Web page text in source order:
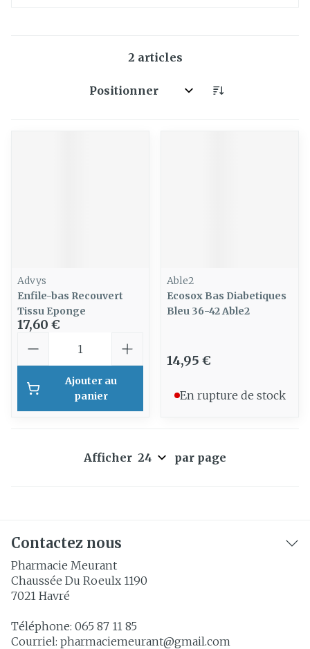
2 articles
Trier par:
Advys
Enfile-bas Recouvert
Tissu Eponge
17,60 €
Ajouter au
panier
Able2
Ecosox Bas Diabetiques
Bleu 36-42 Able2
14,95 €
En rupture de stock
Afficher par page
Contactez nous
Pharmacie Meurant
Chaussée Du Roeulx 1190
7021 Havré
Téléphone: 065 87 11 85
Courriel: pharmaciemeurant@gmail.com